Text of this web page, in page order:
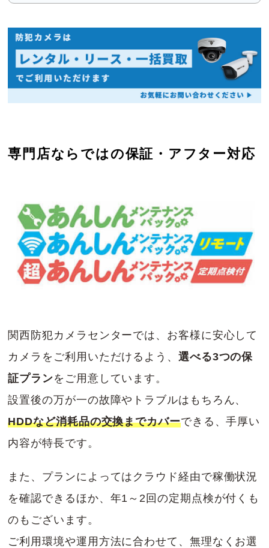
専門店ならではの保証・アフター対応
関西防犯カメラセンターでは、お客様に安心して
カメラをご利用いただけるよう、 選べる3つの保
証プランをご用意しています。
設置後の万が一の故障やトラブルはもちろん、
HDDなど消耗品の交換までカバーできる、手厚い
内容が特長です。
また、プランによってはクラウド経由で稼働状況
を確認できるほか、年1～2回の定期点検が付くも
のもございます。
ご利用環境や運用方法に合わせて、無理なくお選